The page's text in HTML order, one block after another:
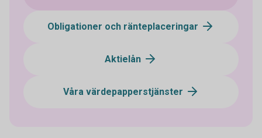
Obligationer och ränteplaceringar
Aktielån
Våra värdepapperstjänster